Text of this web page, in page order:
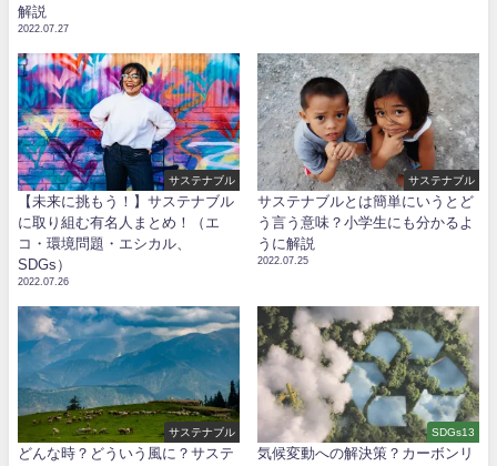
解説
2022.07.27
サステナブル
【未来に挑もう！】サステナブル
に取り組む有名人まとめ！（エ
コ・環境問題・エシカル、
SDGs）
2022.07.26
サステナブル
サステナブルとは簡単にいうとど
う言う意味？小学生にも分かるよ
うに解説
2022.07.25
サステナブル
どんな時？どういう風に？サステ
SDGs13
気候変動への解決策？カーボンリ